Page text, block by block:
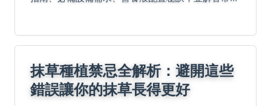
抹草種植禁忌全解析：避開這些
錯誤讓你的抹草長得更好